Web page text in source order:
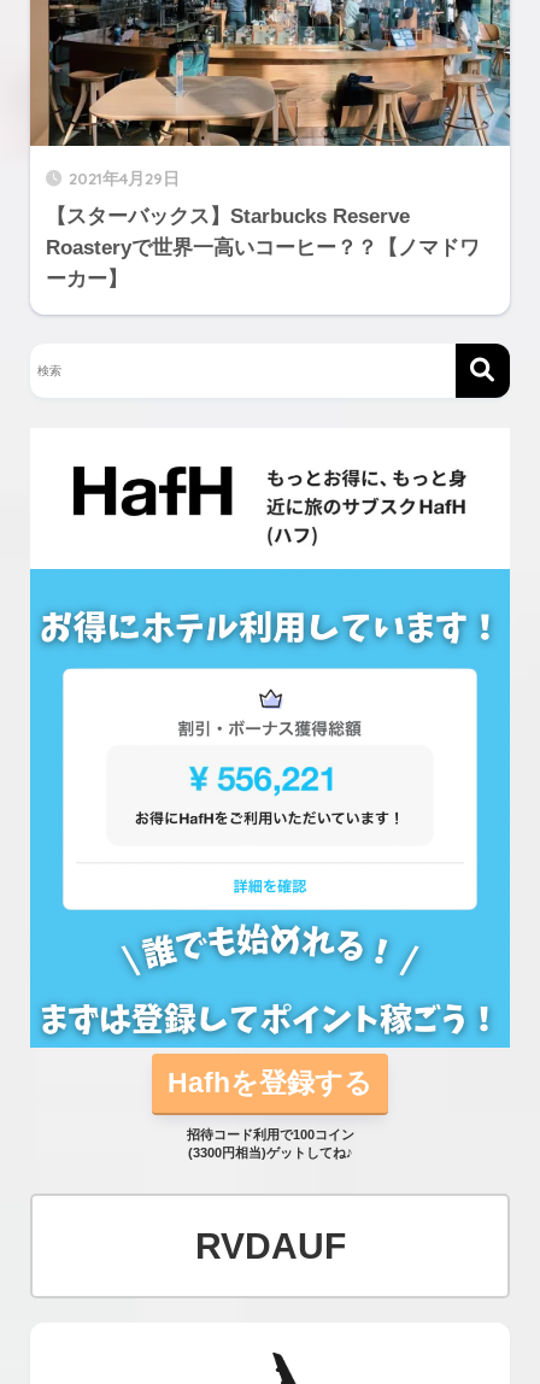
2021年4月29日
【スターバックス】Starbucks Reserve
Roasteryで世界一高いコーヒー？？【ノマドワ
ーカー】
Hafhを登録する
招待コード利用で100コイン
(3300円相当)ゲットしてね♪
RVDAUF